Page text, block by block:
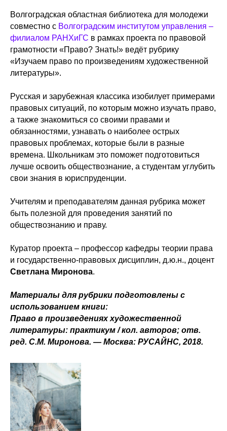
Волгоградская областная библиотека для молодежи
совместно с Волгоградским институтом управления –
филиалом РАНХиГС в рамках проекта по правовой
грамотности «Право? Знать!» ведёт рубрику
«Изучаем право по произведениям художественной
литературы».
Русская и зарубежная классика изобилует примерами
правовых ситуаций, по которым можно изучать право,
а также знакомиться со своими правами и
обязанностями, узнавать о наиболее острых
правовых проблемах, которые были в разные
времена. Школьникам это поможет подготовиться
лучше освоить обществознание, а студентам углубить
свои знания в юриспруденции.
Учителям и преподавателям данная рубрика может
быть полезной для проведения занятий по
обществознанию и праву.
Куратор проекта – профессор кафедры теории права
и государственно-правовых дисциплин, д.ю.н., доцент
Светлана Миронова.
Материалы для рубрики подготовлены с
использованием книги:
Право в произведениях художественной
литературы: практикум / кол. авторов; отв.
ред. С.М. Миронова. — Москва: РУСАЙНС, 2018.